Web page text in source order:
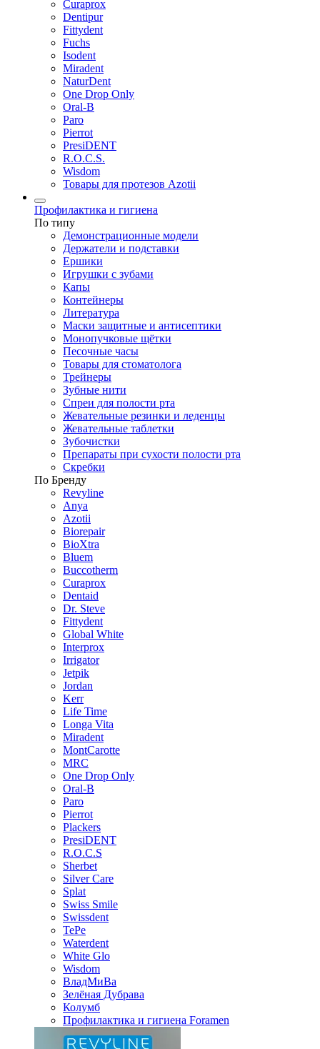
Curaprox
Dentipur
Fittydent
Fuchs
Isodent
Miradent
NaturDent
One Drop Only
Oral-B
Paro
Pierrot
PresiDENT
R.O.C.S.
Wisdom
Товары для протезов Azotii
Профилактика и гигиена
По типу
Демонстрационные модели
Держатели и подставки
Ершики
Игрушки с зубами
Капы
Контейнеры
Литература
Маски защитные и антисептики
Монопучковые щётки
Песочные часы
Товары для стоматолога
Трейнеры
Зубные нити
Спреи для полости рта
Жевательные резинки и леденцы
Жевательные таблетки
Зубочистки
Препараты при сухости полости рта
Скребки
По Бренду
Revyline
Anya
Azotii
Biorepair
BioXtra
Bluem
Buccotherm
Curaprox
Dentaid
Dr. Steve
Fittydent
Global White
Interprox
Irrigator
Jetpik
Jordan
Kerr
Life Time
Longa Vita
Miradent
MontCarotte
MRC
One Drop Only
Oral-B
Paro
Pierrot
Plackers
PresiDENT
R.O.C.S
Sherbet
Silver Care
Splat
Swiss Smile
Swissdent
TePe
Waterdent
White Glo
Wisdom
ВладМиВа
Зелёная Дубрава
Колумб
Профилактика и гигиена Foramen